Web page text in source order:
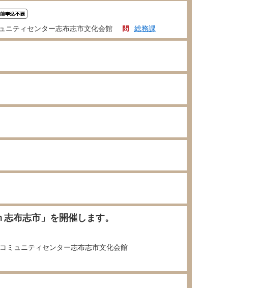
ニティセンター志布志市文化会館 総務課
布志市」を開催します。
コミュニティセンター志布志市文化会館